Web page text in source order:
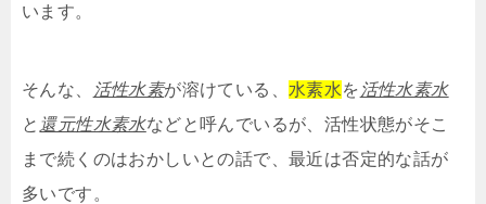
います。
そんな、 活性水素が溶けている、 水素水を 活性水素水
と 還元性水素水などと呼んでいるが、活性状態がそこ
まで続くのはおかしいとの話で、最近は否定的な話が
多いです。